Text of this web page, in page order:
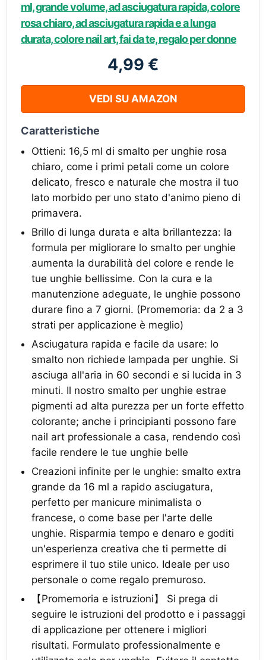
ml, grande volume, ad asciugatura rapida, colore
rosa chiaro, ad asciugatura rapida e a lunga
durata, colore nail art, fai da te, regalo per donne
4,99 €
VEDI SU AMAZON
Caratteristiche
Ottieni: 16,5 ml di smalto per unghie rosa
chiaro, come i primi petali come un colore
delicato, fresco e naturale che mostra il tuo
lato morbido per uno stato d'animo pieno di
primavera.
Brillo di lunga durata e alta brillantezza: la
formula per migliorare lo smalto per unghie
aumenta la durabilità del colore e rende le
tue unghie bellissime. Con la cura e la
manutenzione adeguate, le unghie possono
durare fino a 7 giorni. (Promemoria: da 2 a 3
strati per applicazione è meglio)
Asciugatura rapida e facile da usare: lo
smalto non richiede lampada per unghie. Si
asciuga all'aria in 60 secondi e si lucida in 3
minuti. Il nostro smalto per unghie estrae
pigmenti ad alta purezza per un forte effetto
colorante; anche i principianti possono fare
nail art professionale a casa, rendendo così
facile rendere le tue unghie belle
Creazioni infinite per le unghie: smalto extra
grande da 16 ml a rapido asciugatura,
perfetto per manicure minimalista o
francese, o come base per l'arte delle
unghie. Risparmia tempo e denaro e goditi
un'esperienza creativa che ti permette di
esprimere il tuo stile unico. Ideale per uso
personale o come regalo premuroso.
【Promemoria e istruzioni】 Si prega di
seguire le istruzioni del prodotto e i passaggi
di applicazione per ottenere i migliori
risultati. Formulato professionalmente e